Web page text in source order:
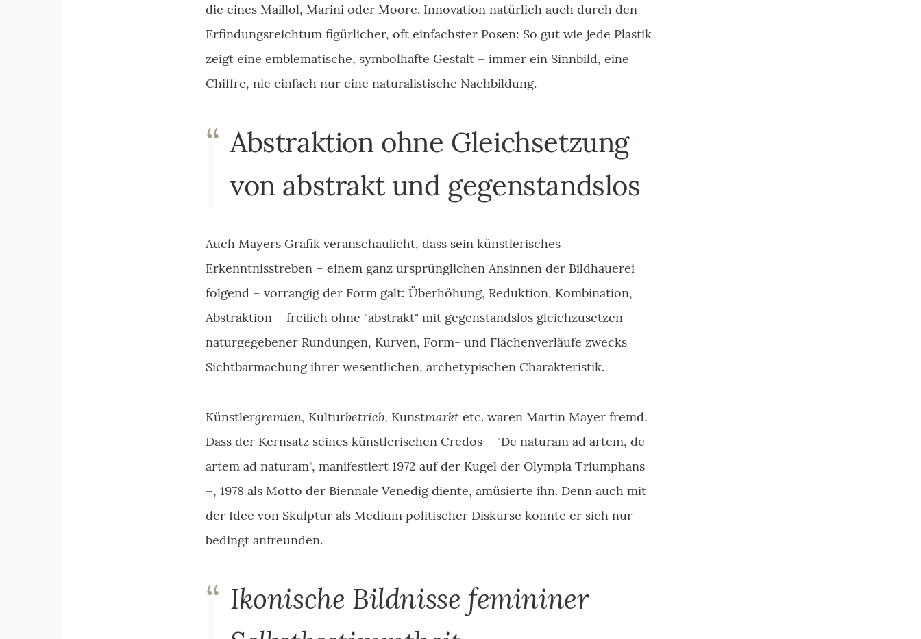
die eines Maillol, Marini oder Moore. Innovation natürlich auch durch den
Erfindungsreichtum figürlicher, oft einfachster Posen: So gut wie jede Plastik
zeigt eine emblematische, symbolhafte Gestalt – immer ein Sinnbild, eine
Chiffre, nie einfach nur eine naturalistische Nachbildung.
Abstraktion ohne Gleichsetzung
von abstrakt und gegenstandslos
Auch Mayers Grafik veranschaulicht, dass sein künstlerisches
Erkenntnisstreben – einem ganz ursprünglichen Ansinnen der Bildhauerei
folgend – vorrangig der Form galt: Überhöhung, Reduktion, Kombination,
Abstraktion – freilich ohne "abstrakt" mit gegenstandslos gleichzusetzen –
naturgegebener Rundungen, Kurven, Form- und Flächenverläufe zwecks
Sichtbarmachung ihrer wesentlichen, archetypischen Charakteristik.
Künstlergremien, Kulturbetrieb, Kunstmarkt etc. waren Martin Mayer fremd.
Dass der Kernsatz seines künstlerischen Credos – "De naturam ad artem, de
artem ad naturam", manifestiert 1972 auf der Kugel der Olympia Triumphans
–, 1978 als Motto der Biennale Venedig diente, amüsierte ihn. Denn auch mit
der Idee von Skulptur als Medium politischer Diskurse konnte er sich nur
bedingt anfreunden.
Ikonische Bildnisse femininer